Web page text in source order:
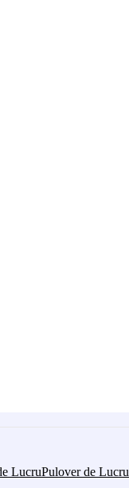
LucruPulover de Lucru